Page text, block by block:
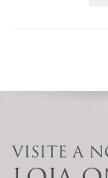
VISITE A